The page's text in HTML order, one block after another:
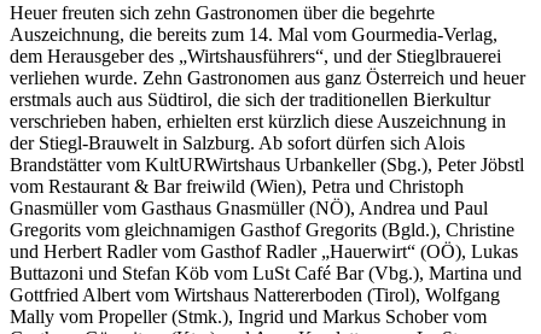
Heuer freuten sich zehn Gastronomen über die begehrte
Auszeichnung, die bereits zum 14. Mal vom Gourmedia-Verlag,
dem Herausgeber des „Wirtshausführers“, und der Stieglbrauerei
verliehen wurde. Zehn Gastronomen aus ganz Österreich und heuer
erstmals auch aus Südtirol, die sich der traditionellen Bierkultur
verschrieben haben, erhielten erst kürzlich diese Auszeichnung in
der Stiegl-Brauwelt in Salzburg. Ab sofort dürfen sich Alois
Brandstätter vom KultURWirtshaus Urbankeller (Sbg.), Peter Jöbstl
vom Restaurant & Bar freiwild (Wien), Petra und Christoph
Gnasmüller vom Gasthaus Gnasmüller (NÖ), Andrea und Paul
Gregorits vom gleichnamigen Gasthof Gregorits (Bgld.), Christine
und Herbert Radler vom Gasthof Radler „Hauerwirt“ (OÖ), Lukas
Buttazoni und Stefan Köb vom LuSt Café Bar (Vbg.), Martina und
Gottfried Albert vom Wirtshaus Nattererboden (Tirol), Wolfgang
Mally vom Propeller (Stmk.), Ingrid und Markus Schober vom